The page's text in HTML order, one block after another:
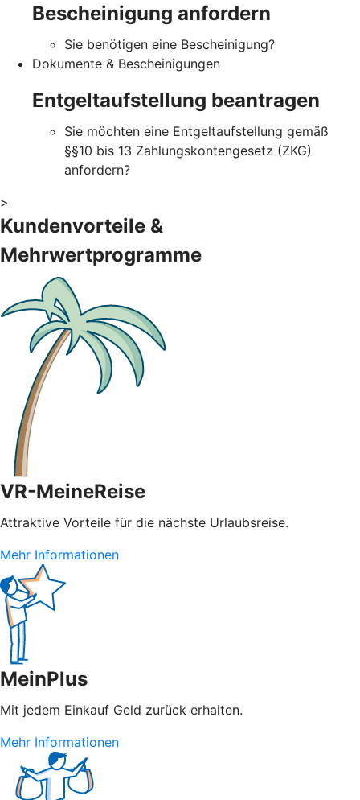
Bescheinigung anfordern
Sie benötigen eine Bescheinigung?
Dokumente & Bescheinigungen
Entgeltaufstellung beantragen
Sie möchten eine Entgeltaufstellung gemäß
§§10 bis 13 Zahlungskontengesetz (ZKG)
anfordern?
>
Kundenvorteile &
Mehrwertprogramme
VR-MeineReise
Attraktive Vorteile für die nächste Urlaubsreise.
Mehr Informationen
MeinPlus
Mit jedem Einkauf Geld zurück erhalten.
Mehr Informationen